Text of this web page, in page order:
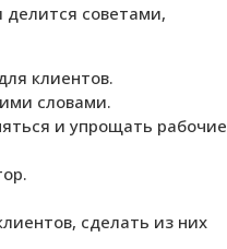
советами,
клиентов.
словами.
и упрощать рабочие
сделать из них